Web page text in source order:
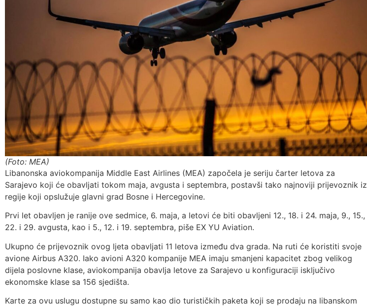
(Foto: MEA)
Libanonska aviokompanija Middle East Airlines (MEA) započela je seriju čarter letova za
Sarajevo koji će obavljati tokom maja, avgusta i septembra, postavši tako najnoviji prijevoznik iz
regije koji opslužuje glavni grad Bosne i Hercegovine.
Prvi let obavljen je ranije ove sedmice, 6. maja, a letovi će biti obavljeni 12., 18. i 24. maja, 9., 15.,
22. i 29. avgusta, kao i 5., 12. i 19. septembra, piše EX YU Aviation.
Ukupno će prijevoznik ovog ljeta obavljati 11 letova između dva grada. Na ruti će koristiti svoje
avione Airbus A320. Iako avioni A320 kompanije MEA imaju smanjeni kapacitet zbog velikog
dijela poslovne klase, aviokompanija obavlja letove za Sarajevo u konfiguraciji isključivo
ekonomske klase sa 156 sjedišta.
Karte za ovu uslugu dostupne su samo kao dio turističkih paketa koji se prodaju na libanskom